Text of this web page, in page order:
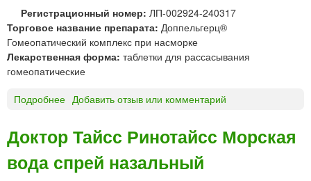
н
а
з
а
л
й
Регистрационный номер: ЛП-002924-240317
Торговое название препарата: Доппельгерц®
Гомеопатический комплекс при насморке
Лекарственная форма: таблетки для рассасывания
гомеопатические
Подробнее
п
п
е
Добавить отзыв или комментарий
Доктор Тайсс Ринотайсс Морская
вода спрей назальный